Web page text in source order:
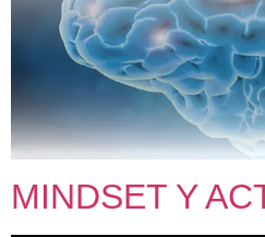
MINDSET Y